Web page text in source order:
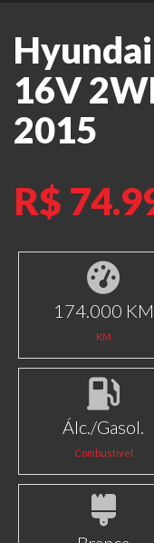
16V
2015
R$
174.000 KM
KM
Álc./Gasol.
Combustível